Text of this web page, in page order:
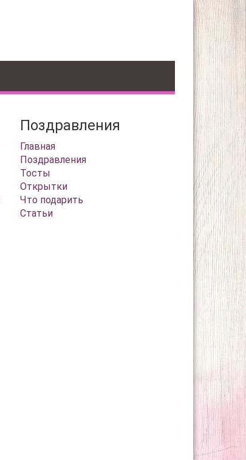
Поздравления
Главная
Поздравления
Тосты
Открытки
Что подарить
Статьи